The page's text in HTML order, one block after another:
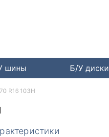
шины Б/У диски
R16 103H